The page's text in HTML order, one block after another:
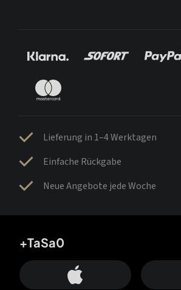
Lieferung in 1–4 Werktagen
Einfache Rückgabe
Neue Angebote jede Woche
+TaSa0